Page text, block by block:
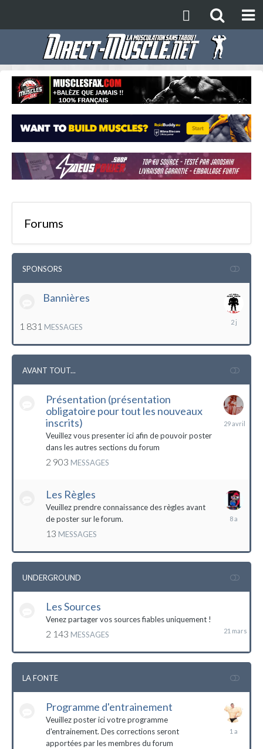
Forums
SPONSORS
Bannières
1 831 MESSAGES
lundi
AVANT TOUT...
Présentation (présentation
obligatoire pour tout les nouveaux
inscrits)
Veuillez vous presenter ici afin de pouvoir poster
dans les autres sections du forum
2 903 MESSAGES
29
Les Règles
Veuillez prendre connaissance des règles avant
de poster sur le forum.
13 MESSAGES
UNDERGROUND
Les Sources
Venez partager vos sources fiables uniquement !
2 143 MESSAGES
LA FONTE
Programme d'entrainement
Veuillez poster ici votre programme
d'entrainement. Des corrections seront
apportées par les membres du forum
20